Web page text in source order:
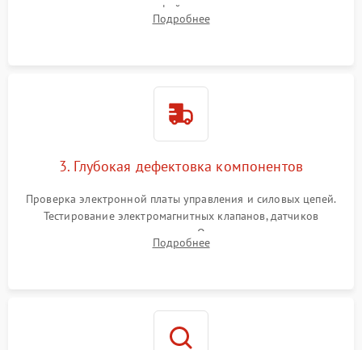
внутренних узлов от кофейных масел, жмыха и накипи.
Промывка дренажных каналов и фильтров с использованием
Подробнее
3. Глубокая дефектовка компонентов
Проверка электронной платы управления и силовых цепей.
Тестирование электромагнитных клапанов, датчиков
температуры и расходомера. Оценка степени износа
жерновов кофемолки, уплотнительных колец гидросистемы
Подробнее